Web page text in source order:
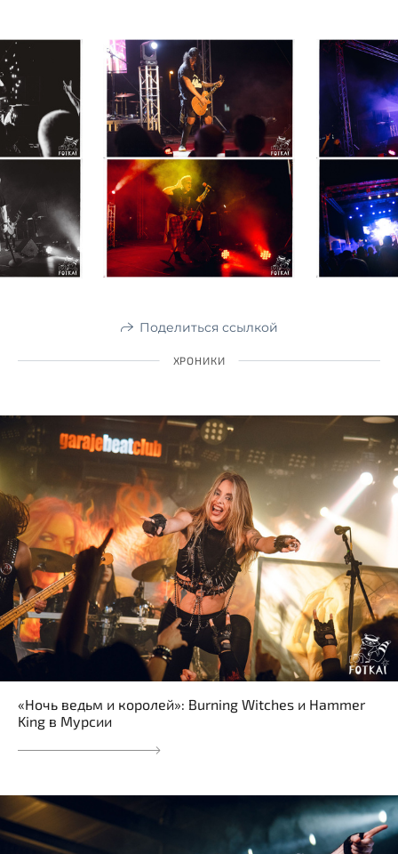
Поделиться ссылкой
ХРОНИКИ
«Ночь ведьм и королей»: Burning Witches и Hammer
King в Мурсии